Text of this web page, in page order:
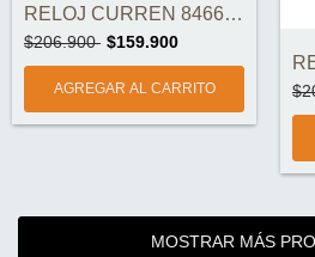
RELOJ CURREN 8466-1 ORIGINAL
$206.900 $159.900
MOSTRAR MÁS